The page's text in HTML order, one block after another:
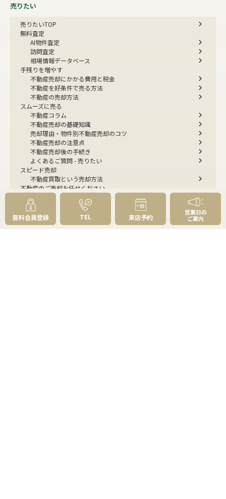
売りたい
売りたいTOP
無料査定
AI物件査定
訪問査定
相場情報データベース
手残りを増やす
不動産売却にかかる費用と税金
不動産を好条件で売る方法
不動産の売却方法
スムーズに売る
不動産コラム
不動産売却の基礎知識
売却理由・物件別不動産売却のコツ
不動産売却の注意点
不動産売却後の手続き
よくあるご質問 - 売りたい
スピード売却
不動産買取という売却方法
不動産のご売却お任せください
弊社が選ばれる理由
売却成功ストーリー40選
売却成約事例
お預かり物件掲載実例
無料会員登録 TEL 来店予約
営業日の
ご案内